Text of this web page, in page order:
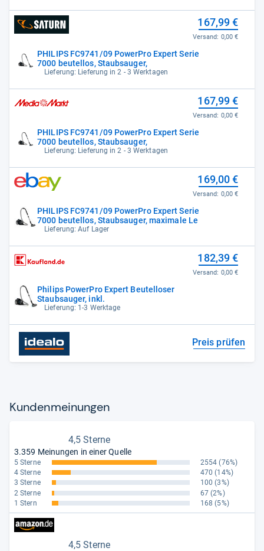
PHILIPS FC9741/09 PowerPro Expert Serie
7000 beutellos, Staubsauger,
Lieferung: Lieferung in 2 - 3 Werktagen
167,99 €
Versand: 0,00 €
PHILIPS FC9741/09 PowerPro Expert Serie
7000 beutellos, Staubsauger,
Lieferung: Lieferung in 2 - 3 Werktagen
167,99 €
Versand: 0,00 €
PHILIPS FC9741/09 PowerPro Expert Serie
7000 beutellos, Staubsauger, maximale Le
Lieferung: Auf Lager
169,00 €
Versand: 0,00 €
Philips PowerPro Expert Beutelloser
Staubsauger, inkl.
Lieferung: 1-3 Werktage
182,39 €
Versand: 0,00 €
Preis prüfen
Kun­den­mei­nun­gen
4,5 Sterne
3.359 Meinungen in einer Quelle
5 Sterne 2554 (76%)
4 Sterne
470 (14%)
3 Sterne
100 (3%)
2 Sterne
67 (2%)
1 Stern
168 (5%)
4,5 Sterne